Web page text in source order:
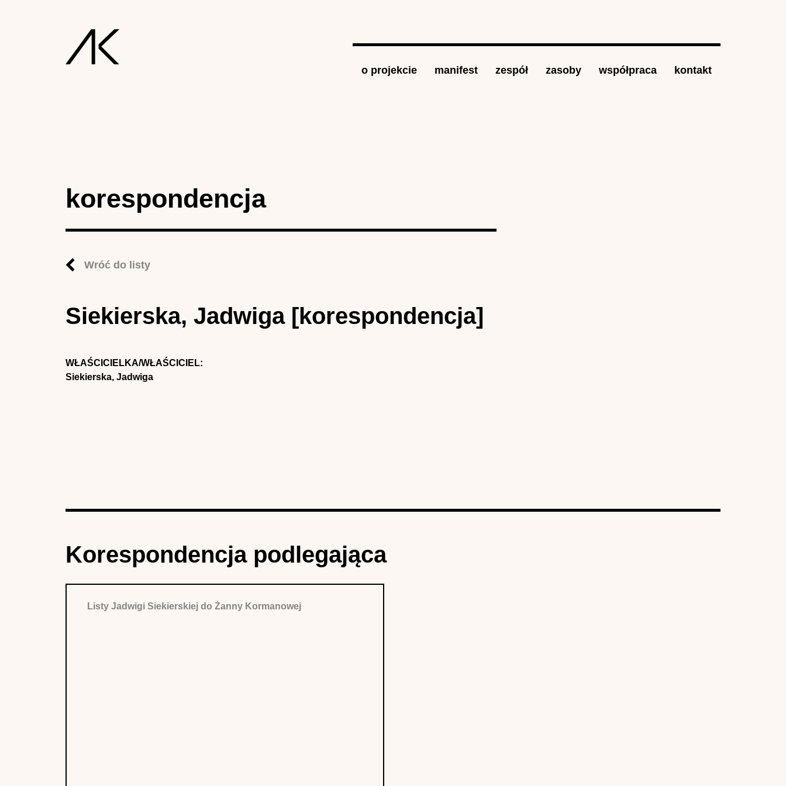
o projekcie manifest zespół zasoby współpraca kontakt
korespondencja
Wróć do listy
Siekierska, Jadwiga [korespondencja]
WŁAŚCICIELKA/WŁAŚCICIEL:
Siekierska, Jadwiga
Korespondencja podlegająca
Listy Jadwigi Siekierskiej do Żanny Kormanowej